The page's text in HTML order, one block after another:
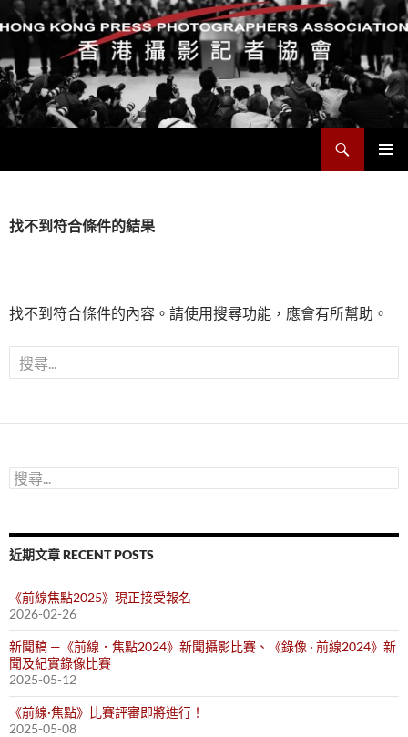
要
找不到符合條件的結果
找不到符合條件的內容。請使用搜尋功能，應會有所幫助。
搜
尋
鍵
搜
尋
字:
近期文章 RECENT POSTS
《前線焦點2025》現正接受報名
2026-02-26
新聞稿 —《前線．焦點2024》新聞攝影比賽、《錄像 · 前線2024》新
聞及紀實錄像比賽
2025-05-12
《前線·焦點》比賽評審即將進行！
2025-05-08